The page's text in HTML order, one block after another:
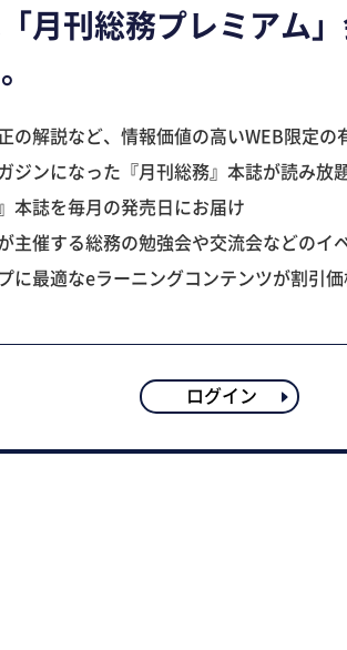
月刊総務プレミアム
の解説など、情報価値の高いWEB限定の
ジンになった『月刊総務』本誌が読み放
本誌を毎月の発売日にお届け
主催する総務の勉強会や交流会などのイ
に最適なeラーニングコンテンツが割引
ログイン